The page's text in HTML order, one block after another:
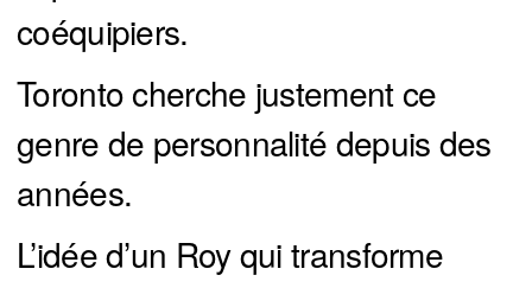
coéquipiers.
Toronto cherche justement ce
genre de personnalité depuis des
années.
L’idée d’un Roy qui transforme